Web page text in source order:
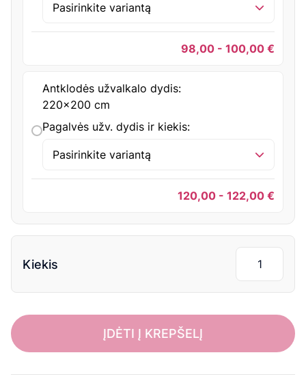
Pasirinkite variantą
98,00 - 100,00 €
Antklodės užvalkalo dydis:
220x200 cm
Pagalvės užv. dydis ir kiekis:
Pasirinkite variantą
120,00 - 122,00 €
Kiekis
ĮDĖTI Į KREPŠELĮ